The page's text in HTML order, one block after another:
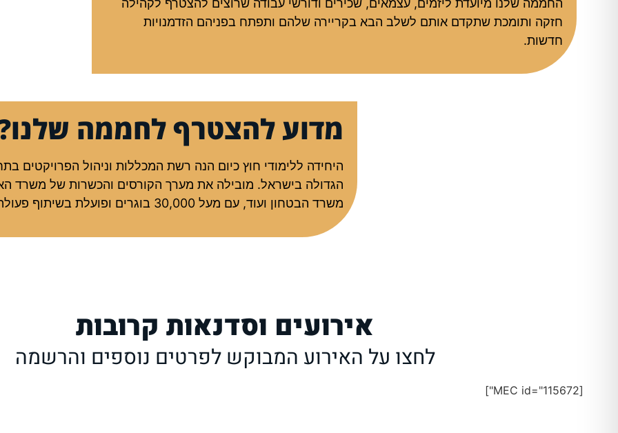
החממה שלנו מיועדת ליזמים, עצמאים, שכירים ודורשי עבודה שרוצים להצטרף לקהילה
חזקה ותומכת שתקדם אותם לשלב הבא בקריירה שלהם ותפתח בפניהם הזדמנויות
חדשות.
מדוע להצטרף לחממה
היחידה ללימודי חוץ כיום הנה רשת המכללות וניהול הפרויקטים
הגדולה בישראל. מובילה את מערך הקורסים והכשרות של משרד
משרד הבטחון ועוד, עם מעל 30,000 בוגרים ופועלת בשיתוף פעולה עם שירות התעסוקה.
אירועים וסדנאות קרובות
לחצו על האירוע המבוקש לפרטים נוספים והרשמה
[MEC id="115672"]